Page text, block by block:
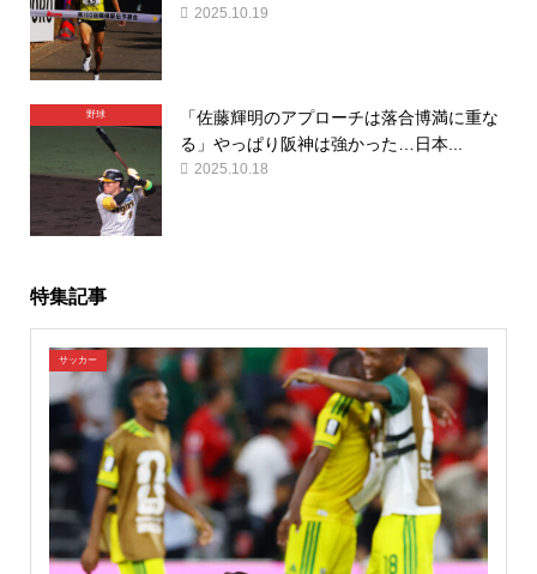
2025.10.19
野球
「佐藤輝明のアプローチは落合博満に重な
る」やっぱり阪神は強かった…日本...
2025.10.18
特集記事
サッカー